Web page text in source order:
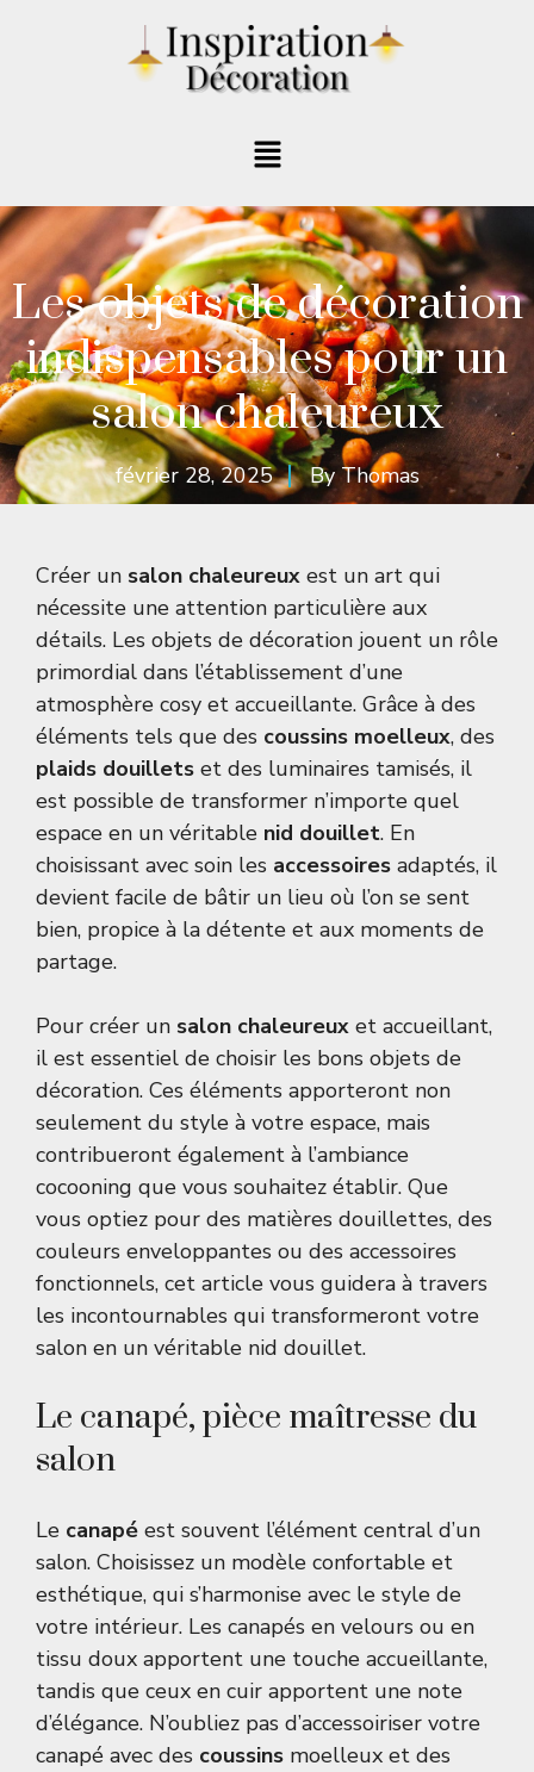
Les objets de décoration
indispensables pour un
salon chaleureux
février 28, 2025 ByThomas
Créer un salon chaleureux est un art qui
nécessite une attention particulière aux
détails. Les objets de décoration jouent un rôle
primordial dans l’établissement d’une
atmosphère cosy et accueillante. Grâce à des
éléments tels que des coussins moelleux, des
plaids douillets et des luminaires tamisés, il
est possible de transformer n’importe quel
espace en un véritable nid douillet. En
choisissant avec soin les accessoires adaptés, il
devient facile de bâtir un lieu où l’on se sent
bien, propice à la détente et aux moments de
partage.
Pour créer un salon chaleureux et accueillant,
il est essentiel de choisir les bons objets de
décoration. Ces éléments apporteront non
seulement du style à votre espace, mais
contribueront également à l’ambiance
cocooning que vous souhaitez établir. Que
vous optiez pour des matières douillettes, des
couleurs enveloppantes ou des accessoires
fonctionnels, cet article vous guidera à travers
les incontournables qui transformeront votre
salon en un véritable nid douillet.
Le canapé, pièce maîtresse du
salon
Le canapé est souvent l’élément central d’un
salon. Choisissez un modèle confortable et
esthétique, qui s’harmonise avec le style de
votre intérieur. Les canapés en velours ou en
tissu doux apportent une touche accueillante,
tandis que ceux en cuir apportent une note
d’élégance. N’oubliez pas d’accessoiriser votre
canapé avec des coussins moelleux et des